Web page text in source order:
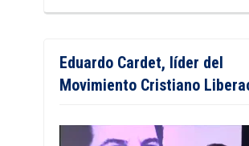
Eduardo Cardet, líder del
Movimiento Cristiano